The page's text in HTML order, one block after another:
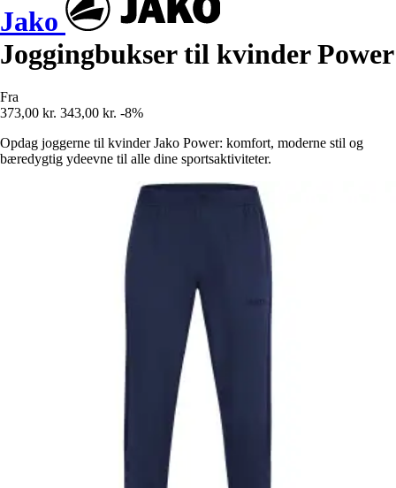
Jako
Joggingbukser til kvinder Power
Fra
373,00 kr. 343,00 kr. -8%
Opdag joggerne til kvinder Jako Power: komfort, moderne stil og
bæredygtig ydeevne til alle dine sportsaktiviteter.